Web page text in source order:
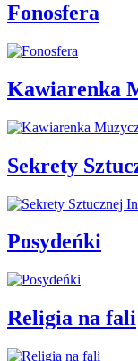
Fonosfera
Kawiarenka
Sekrety
Posydeńki
Religia na fali